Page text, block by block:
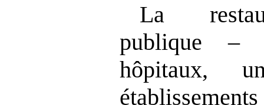
La
publique –
hôpitaux,